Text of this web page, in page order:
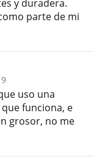
y duradera.
parte de mi
uso una
funciona, e
grosor, no me